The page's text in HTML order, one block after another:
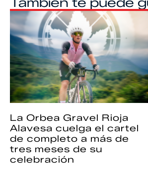
La Orbea Gravel Rioja
Alavesa cuelga el cartel
de completo a más de
tres meses de su
celebración